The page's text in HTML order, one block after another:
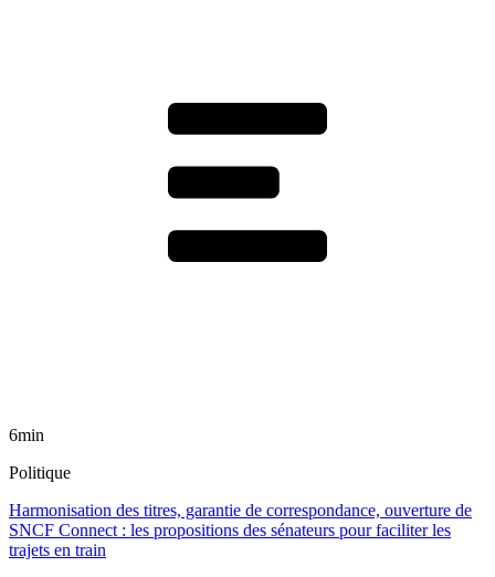
6min
Politique
Harmonisation des titres, garantie de correspondance, ouverture de
SNCF Connect : les propositions des sénateurs pour faciliter les
trajets en train